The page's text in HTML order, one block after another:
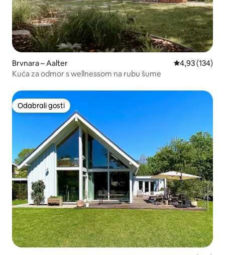
Brvnara – Aalter Prosječna
4,93 (134)
Kuća za odmor s wellnessom na rubu šume
Odabrali gosti
Odabrali gosti